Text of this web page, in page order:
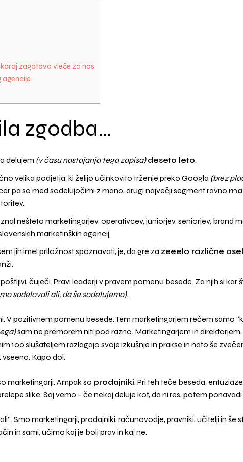
zagotovo vleče za nos
agencije
zgodba…
delujem (v času nastajanja tega zapisa) deseto leto.
velika podjetja, ki želijo učinkovito trženje preko Googla (brez
pa so med sodelujočimi z mano, drugi največji segment ravno
nešteto marketingarjev, operativcev, juniorjev, seniorjev, brand
marketinških agencij.
jih imel priložnost spoznavati, je, da gre za zeeelo različne
čuječi. Pravi leaderji v pravem pomenu besede. Za njih si
sodelovali ali, da še sodelujemo).
V pozitivnem pomenu besede. Tem marketingarjem rečem samo
sam ne premorem niti pod razno. Marketingarjem in
100 slušateljem razlagajo svoje izkušnje in prakse in nato še
vseeno. Kapo dol.
marketingarji. Ampak so prodajniki. Pri teh teče beseda,
slike. Saj vemo – če nekaj deluje kot, da ni res, potem ponavadi
Smo marketingarji, prodajniki, računovodje, pravniki, učitelji in še
in sami, učimo kaj je bolj prav in kaj ne.